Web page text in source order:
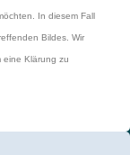
In diesem Fall
Bildes. Wir
eine Klärung zu